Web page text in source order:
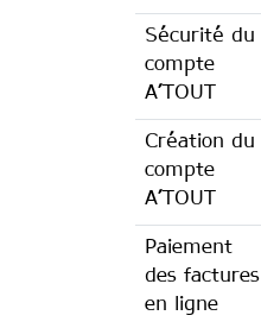
Sécurité du
compte
A’TOUT
Création du
compte
A’TOUT
Paiement
des factures
en ligne